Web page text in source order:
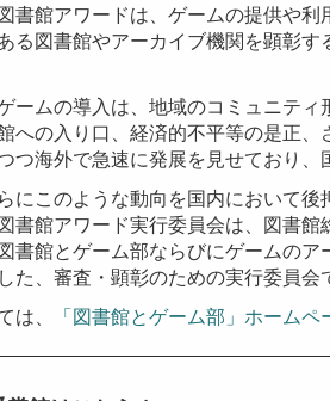
書館アワードは、ゲームの提供や
る図書館やアーカイブ機関を顕彰
ームの導入は、地域のコミュニテ
への入り口、経済的不平等の是正
つ海外で急速に発展を見せており、
にこのような動向を国内において後
書館アワード実行委員会は、図書
書館とゲーム部ならびにゲームの
た、審査・顕彰のための実行委員会
は、
「図書館とゲーム部」ホームペ